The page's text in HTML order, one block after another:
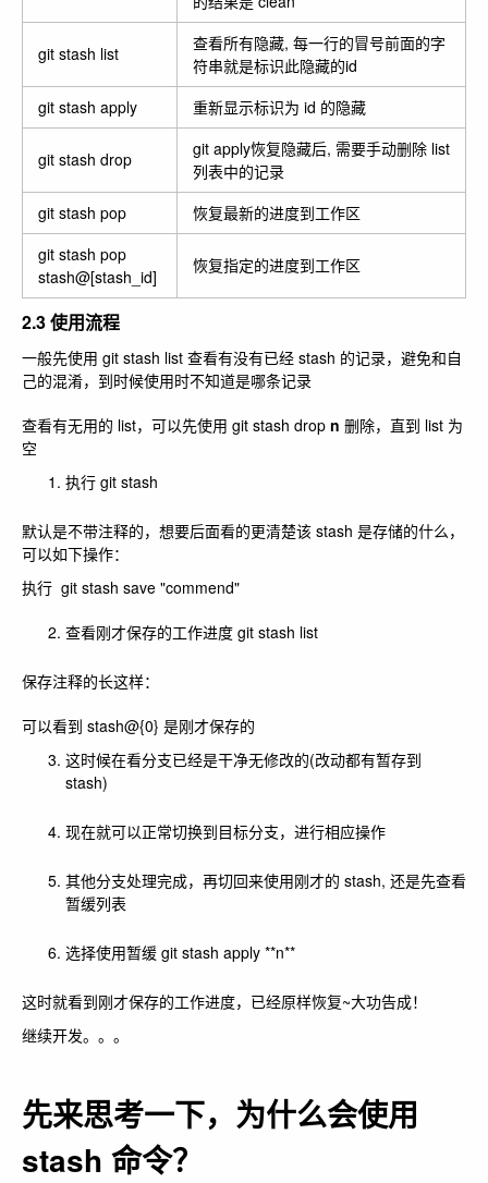
git stash list
查看所有隐藏, 每一行的冒号前面的字
符串就是标识此隐藏的id
git stash apply
重新显示标识为 id 的隐藏
git stash drop
git apply恢复隐藏后, 需要手动删除 list
列表中的记录
git stash pop
恢复最新的进度到工作区
git stash pop
stash@[stash_id]
恢复指定的进度到工作区
2.3 使用流程
一般先使用 git stash list 查看有没有已经 stash 的记录，避免和自
己的混淆，到时候使用时不知道是哪条记录
查看有无用的 list，可以先使用 git stash drop n 删除，直到 list 为
空
执行 git stash
默认是不带注释的，想要后面看的更清楚该 stash 是存储的什么，
可以如下操作：
执行 git stash save "commend"
查看刚才保存的工作进度 git stash list
保存注释的长这样：
可以看到 stash@{0} 是刚才保存的
这时候在看分支已经是干净无修改的(改动都有暂存到
stash)
现在就可以正常切换到目标分支，进行相应操作
其他分支处理完成，再切回来使用刚才的 stash, 还是先查看
暂缓列表
选择使用暂缓 git stash apply **n**
这时就看到刚才保存的工作进度，已经原样恢复~大功告成！
继续开发。。。
先来思考一下，为什么会使用
stash 命令？